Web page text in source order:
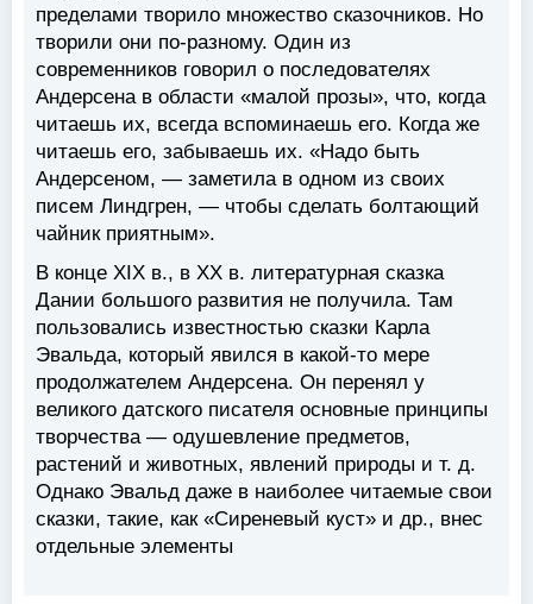
пределами творило множество сказочников. Но
творили они по-разному. Один из
современников говорил о последователях
Андерсена в области «малой прозы», что, когда
читаешь их, всегда вспоминаешь его. Когда же
читаешь его, забываешь их. «Надо быть
Андерсеном, — заметила в одном из своих
писем Линдгрен, — чтобы сделать болтающий
чайник приятным».
В конце XIX в., в XX в. литературная сказка
Дании большого развития не получила. Там
пользовались известностью сказки Карла
Эвальда, который явился в какой-то мере
продолжателем Андерсена. Он перенял у
великого датского писателя основные принципы
творчества — одушевление предметов,
растений и животных, явлений природы и т. д.
Однако Эвальд даже в наиболее читаемые свои
сказки, такие, как «Сиреневый куст» и др., внес
отдельные элементы